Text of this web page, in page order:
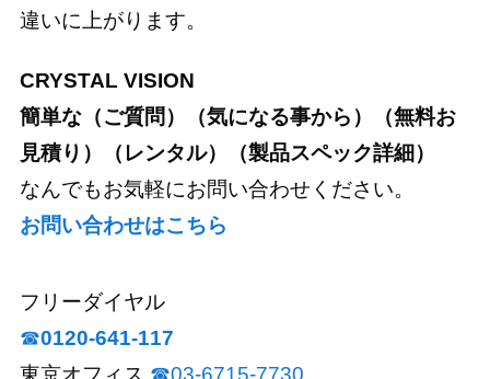
違いに上がります。
CRYSTAL VISION
簡単な（ご質問）（気になる事から）（無料お
見積り）（レンタル）（製品スペック詳細）
なんでもお気軽にお問い合わせください。
お問い合わせはこちら
フリーダイヤル
☎︎0120-641-117
東京オフィス ☎︎03-6715-7730